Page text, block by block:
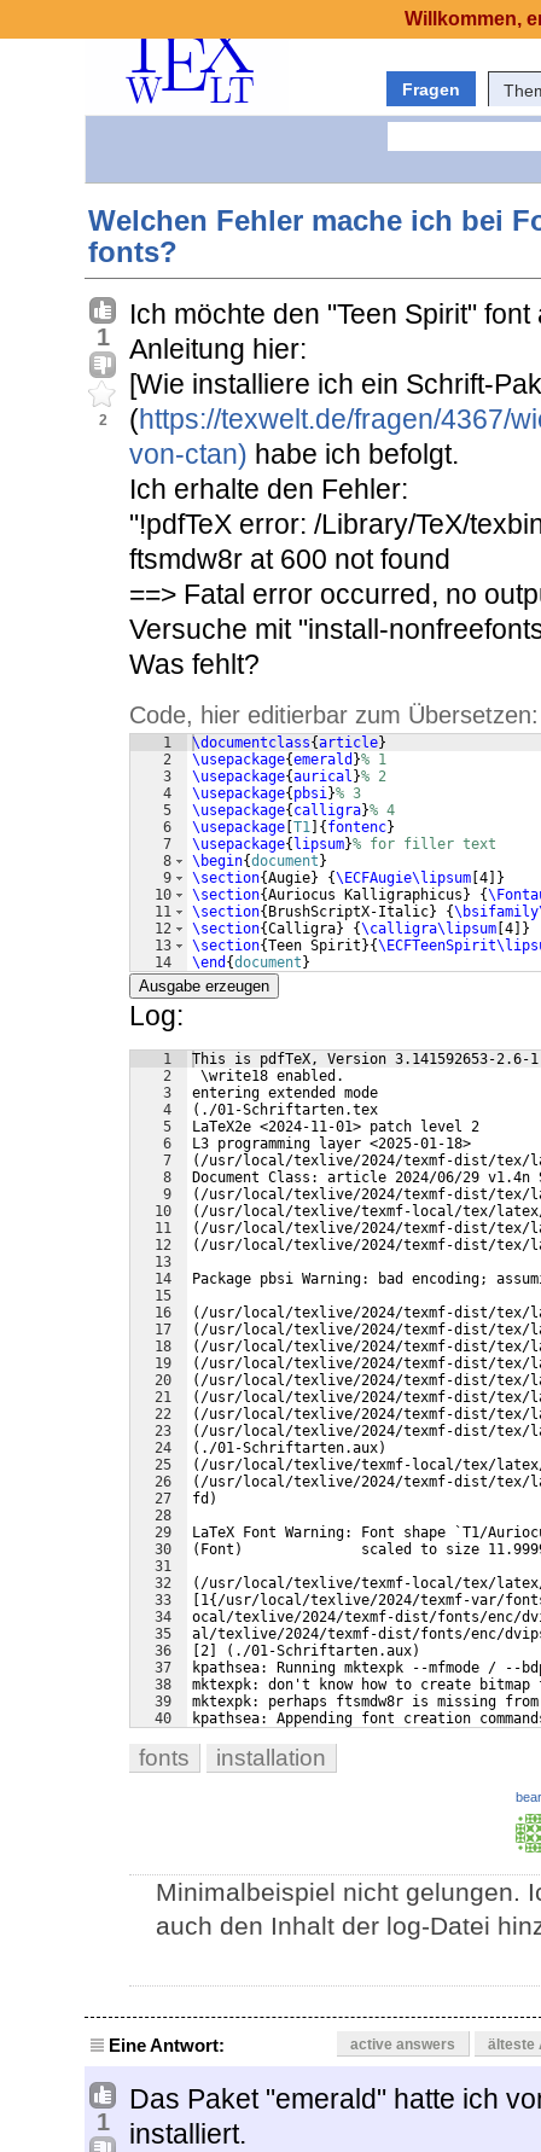
Fragen
Welchen Fehler mache ich bei
fonts?
1
2
Ich möchte den "Teen Spirit"
Anleitung hier:
[Wie installiere ich ein Schrift-
(https://texwelt.de/fragen/4367/
von-ctan) habe ich befolgt.
Ich erhalte den Fehler:
"!pdfTeX error: /Library/TeX/
ftsmdw8r at 600 not found
==> Fatal error occurred, no
Versuche mit "install-
Was fehlt?
Code, hier editierbar zum Übersetzen:
1
2
3
4
5
6
7
8
9
10
11
12
13
14
\documentclass{article}
\usepackage{emerald }% 1
\usepackage{aurical }% 2
\usepackage{ pbsi}% 3
\usepackage{ calligra}% 4
\usepackage T1 { fontenc}
\usepackage{ lipsum}% for filler text
\begin{document }
\section{Augie} {\ECFAugie\lipsum 4 ]}
\section{Auriocus Kalligraphicus } {
\section{ BrushScriptX-Italic} {
\section{Calligra} {\calligra\lipsum 4 ]}
\section{Teen Spirit }{
\end {document }
Ausgabe erzeugen
Log:
1
2
3
4
5
6
7
8
9
10
11
12
13
14
15
16
17
18
19
20
21
22
23
24
25
26
27
28
29
30
31
32
33
34
35
36
37
38
39
40
This is pdfTeX, Version 3.141592653-
\write18 enabled.
entering extended mode
(./01-Schriftarten.tex
LaTeX2e <2024-11-01> patch level 2
L3 programming layer <2025-01-18>
(/usr/local/texlive/2024/texmf-dist/tex/
Document Class: article 2024/06/29 v1.4n
(/usr/local/texlive/2024/texmf-dist/tex/
(/usr/local/texlive/texmf-local/tex/latex/
(/usr/local/texlive/2024/texmf-dist/
(/usr/local/texlive/2024/texmf-dist/tex/
Package pbsi Warning: bad encoding;
(/usr/local/texlive/2024/texmf-dist/tex/
(/usr/local/texlive/2024/texmf-dist/
(/usr/local/texlive/2024/texmf-dist/tex/
(/usr/local/texlive/2024/texmf-dist/tex/
(/usr/local/texlive/2024/texmf-dist/tex/
(/usr/local/texlive/2024/texmf-dist/tex/
(/usr/local/texlive/2024/texmf-dist/tex/
(/usr/local/texlive/2024/texmf-dist/tex/
(./01-Schriftarten.aux)
(/usr/local/texlive/texmf-local/tex/
(/usr/local/texlive/2024/texmf-dist/tex/
fd)
LaTeX Font Warning: Font shape `T1/
(Font)              scaled to size
(/usr/local/texlive/texmf-local/tex/
[1{/usr/local/texlive/2024/texmf-var/
ocal/texlive/2024/texmf-dist/fonts/enc/
al/texlive/2024/texmf-dist/fonts/enc/
[2] (./01-Schriftarten.aux)
kpathsea: Running mktexpk --mfmode / --
mktexpk: don't know how to create
mktexpk: perhaps ftsmdw8r is missing
kpathsea: Appending font creation
fonts installation
Minimalbeispiel nicht gelungen.
auch den Inhalt der log-Datei
Eine Antwort: active answers älteste
1
Das Paket "emerald" hatte ich
installiert.
Willkommen,